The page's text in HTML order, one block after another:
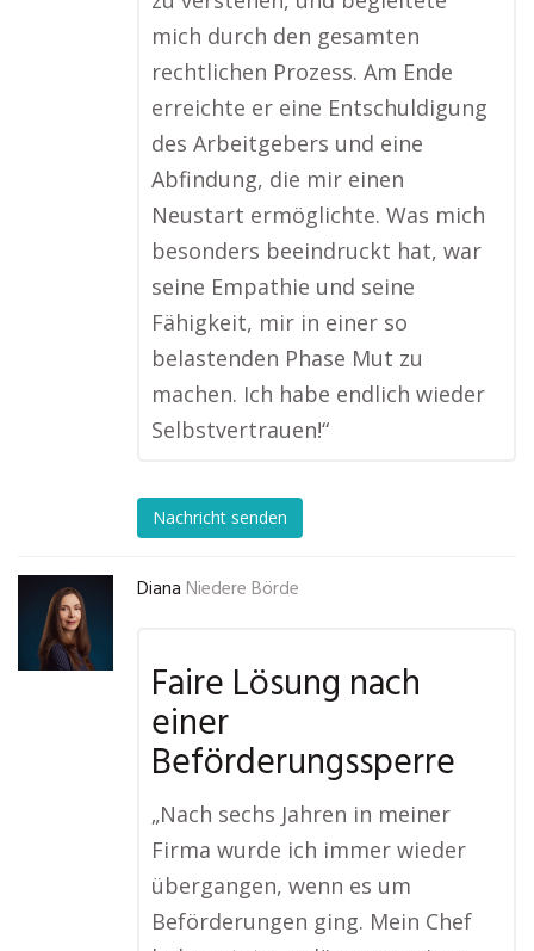
mich durch den gesamten
rechtlichen Prozess. Am Ende
erreichte er eine Entschuldigung
des Arbeitgebers und eine
Abfindung, die mir einen
Neustart ermöglichte. Was mich
besonders beeindruckt hat, war
seine Empathie und seine
Fähigkeit, mir in einer so
belastenden Phase Mut zu
machen. Ich habe endlich wieder
Selbstvertrauen!“
Nachricht senden
Diana Niedere Börde
Faire Lösung nach
einer
Beförderungssperre
„Nach sechs Jahren in meiner
Firma wurde ich immer wieder
übergangen, wenn es um
Beförderungen ging. Mein Chef